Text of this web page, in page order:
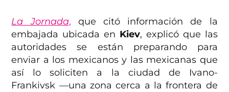
La Jornada, que citó información de la
embajada ubicada en Kiev, explicó que las
autoridades se están preparando para
enviar a los mexicanos y las mexicanas que
así lo soliciten a la ciudad de Ivano-
Frankivsk —una zona cerca a la frontera de